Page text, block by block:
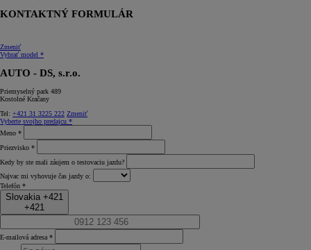
KONTAKTNÝ FORMULÁR
Zmeniť
Vybrať model *
AUTO - DS, s.r.o.
Priemyselný park 489
Kostolné Kračany
Tel: +421 31 3225 222 Zmeniť
Vyberte svojho predajcu *
Meno *
Priezvisko *
Kedy by ste mali záujem o testovaciu jazdu?
Najvac mi vyhovuje čas jazdy o:
Telefón *
Slovakia +421
+421
E-mailová adresa *